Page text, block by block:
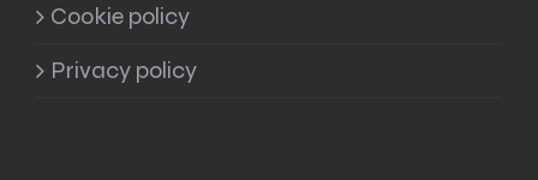
Cookie policy
Privacy policy